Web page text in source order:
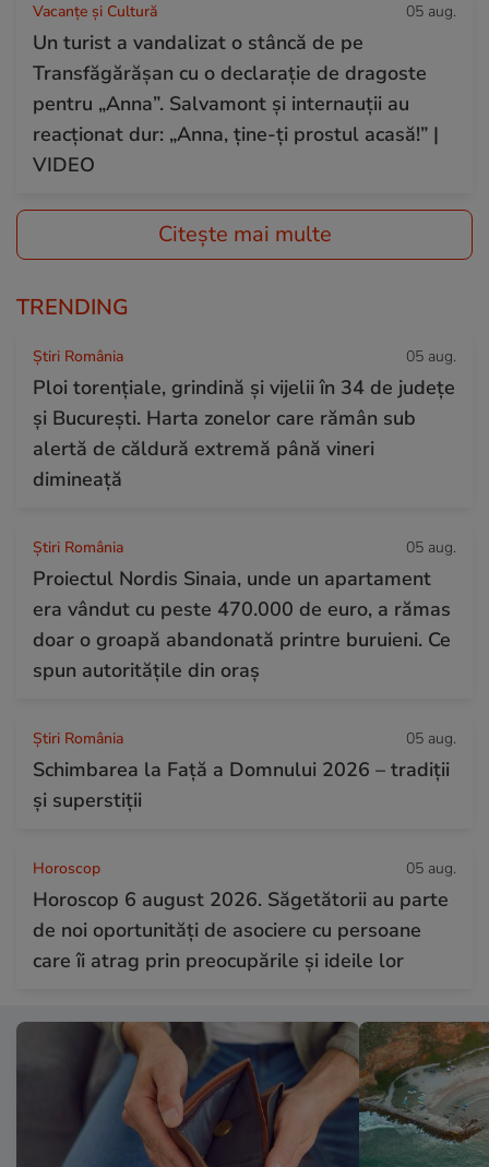
Vacanțe și Cultură 05 aug.
Un turist a vandalizat o stâncă de pe
Transfăgărășan cu o declarație de dragoste
pentru „Anna”. Salvamont și internauții au
reacționat dur: „Anna, ține-ți prostul acasă!” |
VIDEO
Citește mai multe
TRENDING
Știri România 05 aug.
Ploi torențiale, grindină și vijelii în 34 de județe
și București. Harta zonelor care rămân sub
alertă de căldură extremă până vineri
dimineață
Știri România 05 aug.
Proiectul Nordis Sinaia, unde un apartament
era vândut cu peste 470.000 de euro, a rămas
doar o groapă abandonată printre buruieni. Ce
spun autoritățile din oraș
Știri România 05 aug.
Schimbarea la Față a Domnului 2026 – tradiții
și superstiții
Horoscop 05 aug.
Horoscop 6 august 2026. Săgetătorii au parte
de noi oportunități de asociere cu persoane
care îi atrag prin preocupările și ideile lor